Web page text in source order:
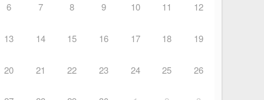
6 7 8 9 10 11 12
13 14 15 16 17 18 19
20 21 22 23 24 25 26